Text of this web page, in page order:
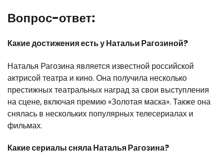
Вопрос-ответ:
Какие достижения есть у Натальи Рагозиной?
Наталья Рагозина является известной российской
актрисой театра и кино. Она получила несколько
престижных театральных наград за свои выступления
на сцене, включая премию «Золотая маска». Также она
снялась в нескольких популярных телесериалах и
фильмах.
Какие сериалы сняла Наталья Рагозина?